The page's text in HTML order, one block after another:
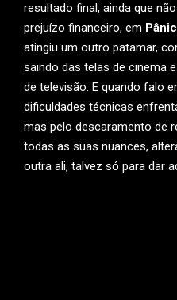
resultado final, ainda que
prejuízo financeiro, em
atingiu um outro patamar,
saindo das telas de cinema
de televisão. E quando falo
dificuldades técnicas
mas pelo descaramento de
todas as suas nuances,
outra ali, talvez só para dar